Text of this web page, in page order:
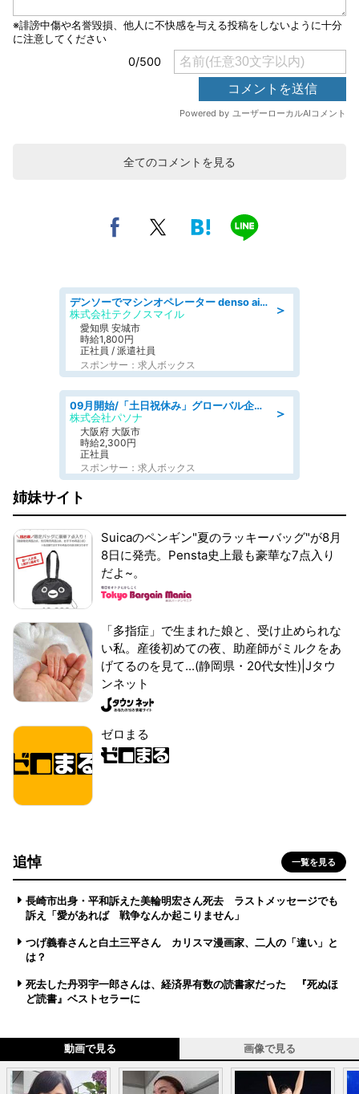
全てのコメントを見る
＞
デンソーでマシンオペレーター denso aichi
株式会社テクノスマイル
愛知県 安城市
時給1,800円
正社員 / 派遣社員
スポンサー：求人ボックス
＞
09月開始/「土日祝休み」グローバル企業での産業保健のお仕事/保健師/高時給/残業なし/服装自由
株式会社パソナ
大阪府 大阪市
時給2,300円
正社員
スポンサー：求人ボックス
姉妹サイト
Suicaのペンギン"夏のラッキーバッグ"が8月
8日に発売。Pensta史上最も豪華な7点入り
だよ~。
「多指症」で生まれた娘と、受け止められな
い私。産後初めての夜、助産師がミルクをあ
げてるのを見て...(静岡県・20代女性)|Jタウ
ンネット
ゼロまる
追悼 一覧を見る
長崎市出身・平和訴えた美輪明宏さん死去 ラストメッセージでも
訴え「愛があれば 戦争なんか起こりません」
つげ義春さんと白土三平さん カリスマ漫画家、二人の「違い」と
は？
死去した丹羽宇一郎さんは、経済界有数の読書家だった 『死ぬほ
ど読書』ベストセラーに
動画で見る 画像で見る